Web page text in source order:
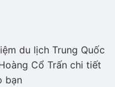
du lịch Trung Quốc
Cổ Trấn chi tiết
bạn